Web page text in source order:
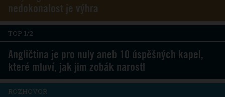
nedokonalost je výhra
TOP 1/2
Angličtina je pro nuly aneb 10 úspěšných kapel,
které mluví, jak jim zobák narostl
ROZHOVOR